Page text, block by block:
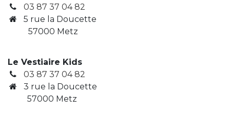
03 87 37 04 82
5 rue la Doucette
57000 Metz
Le Vestiaire Kids
03 87 37 04 82
3 rue la Doucette
​ 57000 Metz